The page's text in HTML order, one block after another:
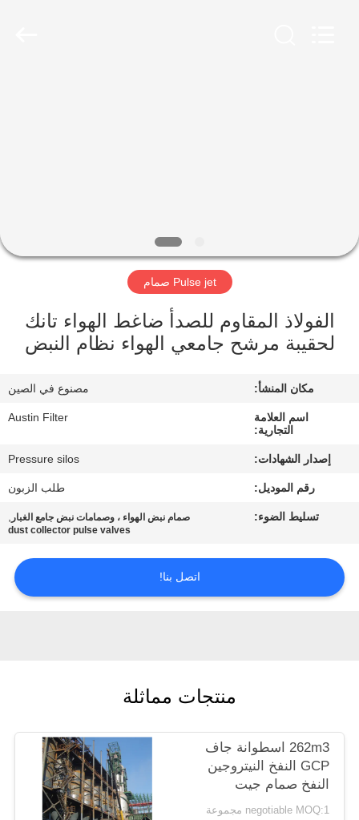
عنا
في
المعمل
مراقبة
الجودة
اطلب
اقتباس
POLICY
Pulse jet صمام
الفولاذ المقاوم للصدأ ضاغط الهواء تانك
لحقيبة مرشح جامعي الهواء نظام النبض
مكان المنشأ: مصنوع في الصين
اسم العلامة
التجارية:
Austin Filter
إصدار الشهادات: Pressure silos
رقم الموديل: طلب الزبون
تسليط الضوء: صمام نبض الهواء ، وصمامات نبض جامع الغبار ,
dust collector pulse valves
اتصل بنا!
منتجات مماثلة
262m3 اسطوانة جاف
GCP النفخ النيتروجين
النفخ صمام جيت
negotiable MOQ:1 مجموعة